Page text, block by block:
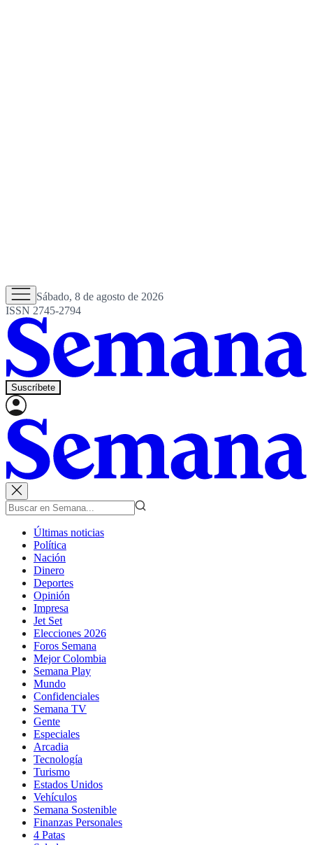
Sábado, 8 de agosto de 2026
ISSN 2745-2794
Suscríbete
Últimas noticias
Política
Nación
Dinero
Deportes
Opinión
Impresa
Jet Set
Elecciones 2026
Foros Semana
Mejor Colombia
Semana Play
Mundo
Confidenciales
Semana TV
Gente
Especiales
Arcadia
Tecnología
Turismo
Estados Unidos
Vehículos
Semana Sostenible
Finanzas Personales
4 Patas